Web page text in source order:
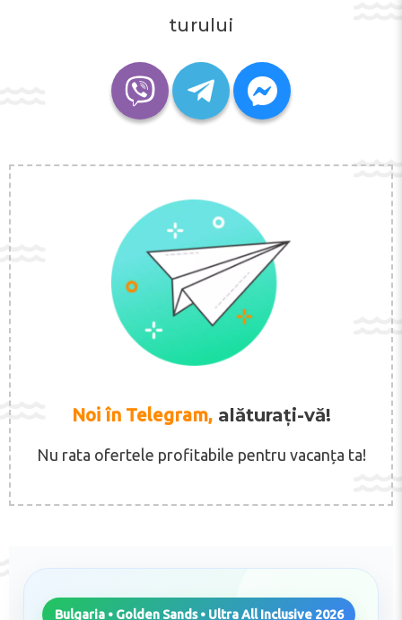
turului
Noi în Telegram,alăturați-vă!
Nu rata ofertele profitabile pentru vacanța ta!
Bulgaria • Golden Sands • Ultra All Inclusive 2026